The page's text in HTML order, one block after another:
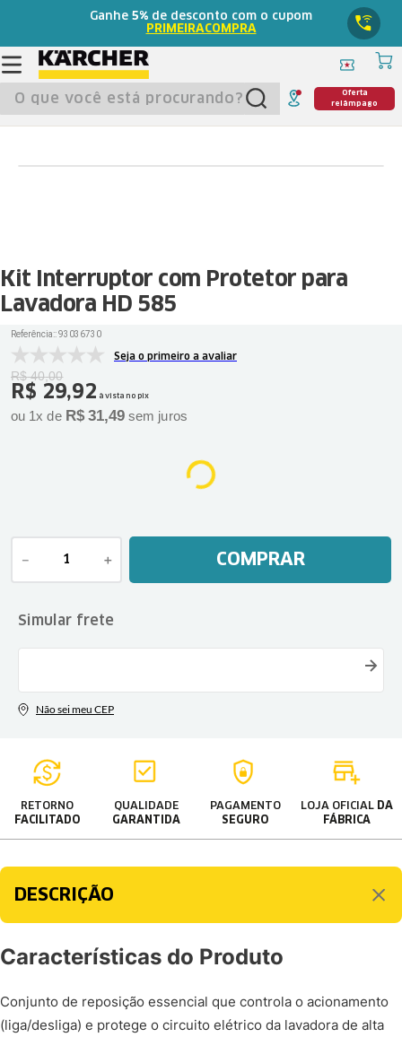
Ganhe 5% de desconto com o cupom
PRIMEIRACOMPRA
O que você está procurando?
Oferta
relâmpago
Kit Interruptor com Protetor para
Lavadora HD 585
Referência::93036730
Seja o primeiro a avaliar
R$ 40,00
R$ 29,92 à vista no pix
ou 1x de R$ 31,49 sem juros
＋
－ COMPRAR
RETORNO
FACILITADO
QUALIDADE
GARANTIDA
PAGAMENTO
SEGURO
LOJA OFICIAL DA
FÁBRICA
DESCRIÇÃO
Características do Produto
Conjunto de reposição essencial que controla o acionamento
(liga/desliga) e protege o circuito elétrico da lavadora de alta